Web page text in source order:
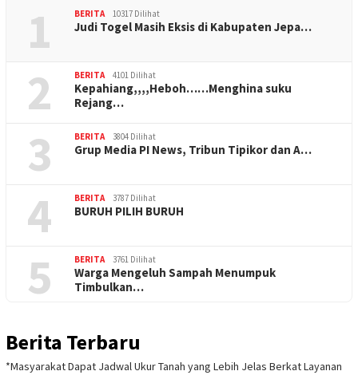
1 BERITA 10317 Dilihat
Judi Togel Masih Eksis di Kabupaten Jepa…
2 BERITA 4101 Dilihat
Kepahiang,,,,Heboh……Menghina suku
Rejang…
3 BERITA 3804 Dilihat
Grup Media PI News, Tribun Tipikor dan A…
4 BERITA 3787 Dilihat
BURUH PILIH BURUH
5 BERITA 3761 Dilihat
Warga Mengeluh Sampah Menumpuk
Timbulkan…
Berita Terbaru
*Masyarakat Dapat Jadwal Ukur Tanah yang Lebih Jelas Berkat Layanan